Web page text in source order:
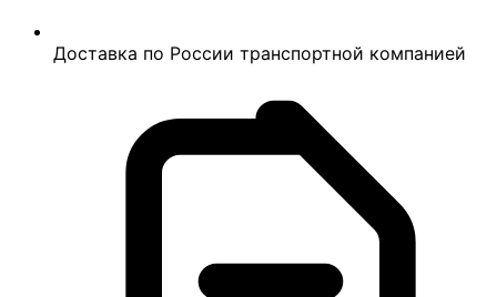
Доставка по России транспортной компанией